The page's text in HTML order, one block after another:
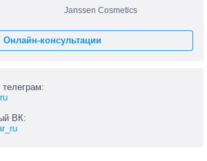
Janssen Cosmetics
Онлайн-консультации
ВК: